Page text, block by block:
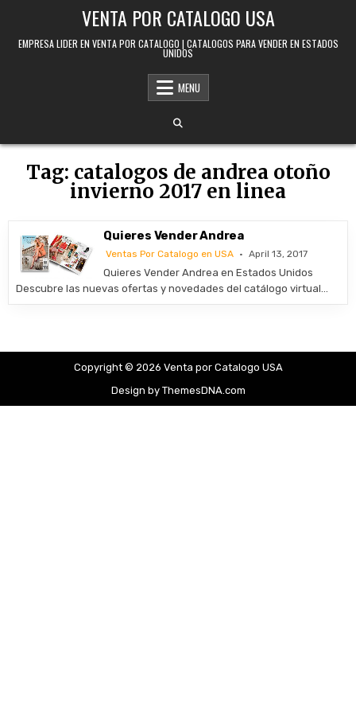
VENTA POR CATALOGO USA
EMPRESA LIDER EN VENTA POR CATALOGO | CATALOGOS PARA VENDER EN ESTADOS
UNIDOS
MENU
Tag: catalogos de andrea otoño
invierno 2017 en linea
Quieres Vender Andrea
Ventas Por Catalogo en USA April 13, 2017
Quieres Vender Andrea en Estados Unidos
Descubre las nuevas ofertas y novedades del catálogo virtual…
Copyright © 2026 Venta por Catalogo USA
Design by ThemesDNA.com